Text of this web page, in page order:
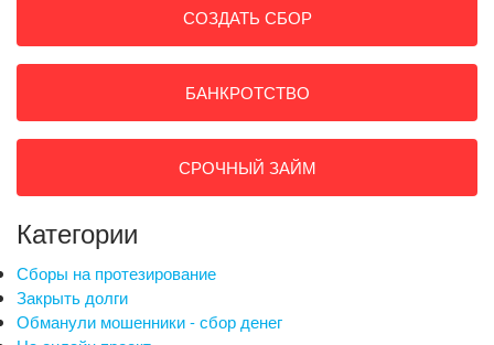
СОЗДАТЬ СБОР
БАНКРОТСТВО
СРОЧНЫЙ ЗАЙМ
Категории
Сборы на протезирование
Закрыть долги
Обманули мошенники - сбор денег